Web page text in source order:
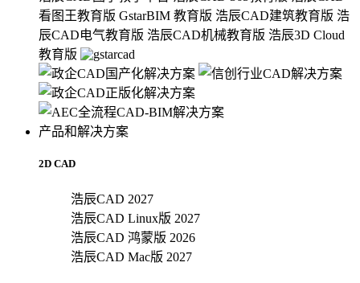
看图王教育版 GstarBIM 教育版 浩辰CAD建筑教育版 浩
辰CAD电气教育版 浩辰CAD机械教育版 浩辰3D Cloud
教育版
产品和解决方案
2D CAD
浩辰CAD 2027
浩辰CAD Linux版 2027
浩辰CAD 鸿蒙版 2026
浩辰CAD Mac版 2027